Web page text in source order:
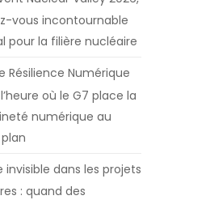
vous incontournable
pour la filière nucléaire
Résilience Numérique
où le G7 place la
numérique au
invisible dans les projets
: quand des